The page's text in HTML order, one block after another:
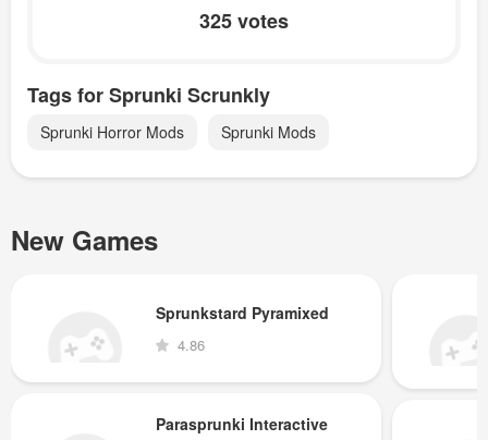
325 votes
Tags for Sprunki Scrunkly
Sprunki Horror Mods Sprunki Mods
New Games
Sprunkstard Pyramixed
4.86
Parasprunki Interactive